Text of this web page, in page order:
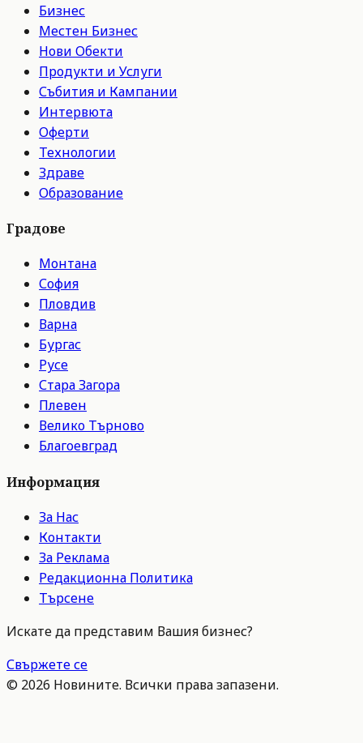
Бизнес
Местен Бизнес
Нови Обекти
Продукти и Услуги
Събития и Кампании
Интервюта
Оферти
Технологии
Здраве
Образование
Градове
Монтана
София
Пловдив
Варна
Бургас
Русе
Стара Загора
Плевен
Велико Търново
Благоевград
Информация
За Нас
Контакти
За Реклама
Редакционна Политика
Търсене
Искате да представим Вашия бизнес?
Свържете се
© 2026 Новините. Всички права запазени.